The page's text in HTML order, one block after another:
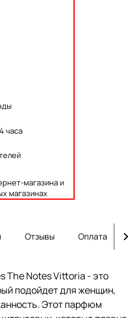
часа
магазина и
магазинах
Отзывы Оплата
The Notes Vittoria - это
подойдет для женщин,
Этот парфюм